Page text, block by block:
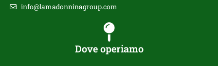
info@lamadonninagroup.com
Dove operiamo